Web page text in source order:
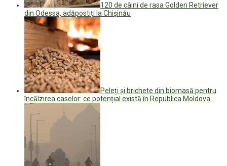
120 de câini de rasa Golden Retriever
din Odessa, adăpostiți la Chișinău
Peleți și brichete din biomasă pentru
încălzirea caselor: ce potențial există în Republica Moldova